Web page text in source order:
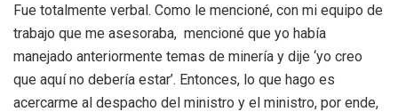
Fue totalmente verbal. Como le mencioné, con mi equipo de
trabajo que me asesoraba, mencioné que yo había
manejado anteriormente temas de minería y dije ‘yo creo
que aquí no debería estar’. Entonces, lo que hago es
acercarme al despacho del ministro y el ministro, por ende,